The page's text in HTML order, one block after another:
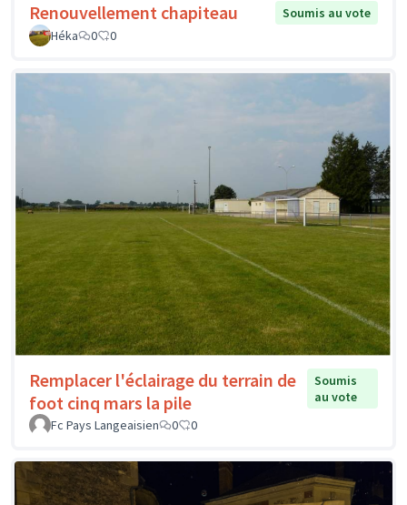
Renouvellement chapiteau
Soumis au vote
Héka
0 0
Remplacer l'éclairage du terrain de
foot cinq mars la pile
Soumis
au vote
Fc Pays Langeaisien
0 0